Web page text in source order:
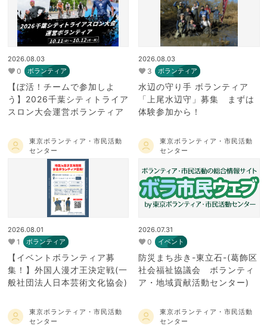
2026.08.03
0 ボランティア
【ぼ活！チームで参加しよ
う】2026千葉シティトライア
スロン大会運営ボランティア
2026.08.03
3 ボランティア
水辺の守り手 ボランティア
「上尾水辺守」募集 まずは
体験参加から！
東京ボランティア・市民活動
センター
2026.08.01
1 ボランティア
【イベントボランティア募
集！】外国人漫才王決定戦(一
般社団法人日本芸術文化協会)
東京ボランティア・市民活動
センター
2026.07.31
0 イベント
防災まち歩き-東立石-(葛飾区
社会福祉協議会 ボランティ
ア・地域貢献活動センター)
東京ボランティア・市民活動
センター
東京ボランティア・市民活動
センター